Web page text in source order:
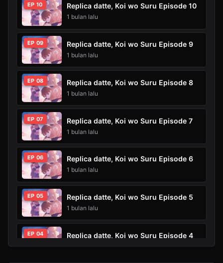
EP 10 Replica datte, Koi wo Suru Episode 10
1 bulan lalu
EP 09 Replica datte, Koi wo Suru Episode 9
1 bulan lalu
EP 08 Replica datte, Koi wo Suru Episode 8
1 bulan lalu
EP 07 Replica datte, Koi wo Suru Episode 7
1 bulan lalu
EP 06 Replica datte, Koi wo Suru Episode 6
1 bulan lalu
EP 05 Replica datte, Koi wo Suru Episode 5
1 bulan lalu
EP 04 Replica datte, Koi wo Suru Episode 4
1 bulan lalu